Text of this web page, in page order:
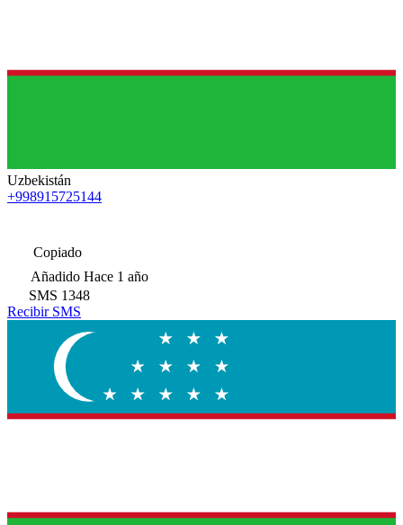
Uzbekistán
+998915725144
Copiado
Añadido Hace 1 año
SMS 1348
Recibir SMS